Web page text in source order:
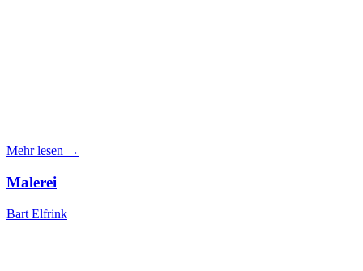
Mehr lesen →
Malerei
Bart Elfrink